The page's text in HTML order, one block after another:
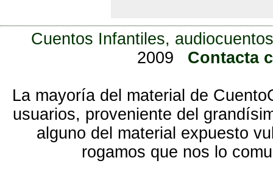
Cuentos Infantiles,
2009
Contacta
La mayoría del material de
usuarios, proveniente del
alguno del material expuesto
rogamos que nos lo